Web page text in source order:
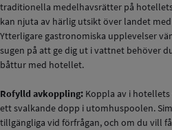
traditionella medelhavsrätter på
kan njuta av härlig utsikt över landet
Ytterligare gastronomiska upplevelser
sugen på att ge dig ut i vattnet behöver
båttur med hotellet.
Rofylld avkoppling: Koppla av i
ett svalkande dopp i utomhuspoolen.
tillgängliga vid förfrågan, och om du vill